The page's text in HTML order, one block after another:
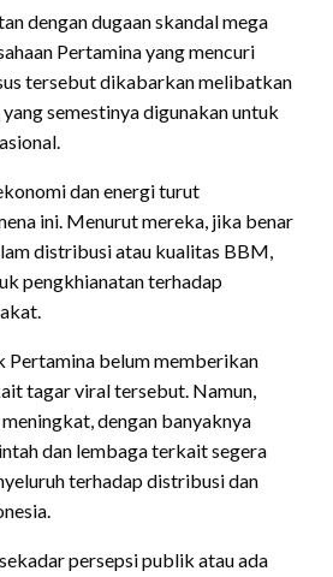
dengan dugaan skandal mega
Pertamina yang mencuri
tersebut dikabarkan melibatkan
semestinya digunakan untuk
dan energi turut
ini. Menurut mereka, jika benar
distribusi atau kualitas BBM,
pengkhianatan terhadap
Pertamina belum memberikan
tagar viral tersebut. Namun,
dengan banyaknya
dan lembaga terkait segera
terhadap distribusi dan
persepsi publik atau ada